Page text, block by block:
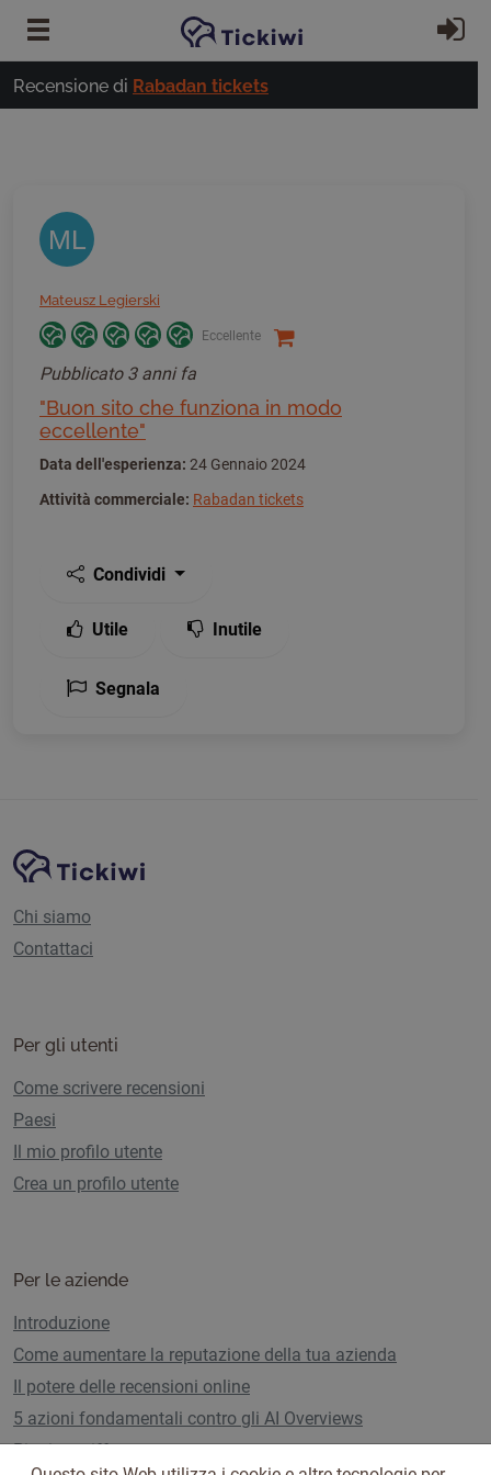
Vai al contenuto principale
Recensione di Rabadan tickets
ML
Mateusz Legierski
Eccellente
Pubblicato 3 anni fa
"Buon sito che funziona in modo
eccellente"
Data dell'esperienza: 24 Gennaio 2024
Attività commerciale: Rabadan tickets
Condividi
Utile Inutile
Segnala
Navigazione del sito
Piattaforma Tickiwi
Chi siamo
Contattaci
Per gli utenti
Come scrivere recensioni
Paesi
Il mio profilo utente
Crea un profilo utente
Per le aziende
Introduzione
Come aumentare la reputazione della tua azienda
Il potere delle recensioni online
5 azioni fondamentali contro gli AI Overviews
Piani e tariffe